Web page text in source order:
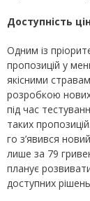
Доступність
Одним із
пропозицій у
якісними
розробкою
під час
таких
го з’явився
лише за 79
планує
доступних рішень